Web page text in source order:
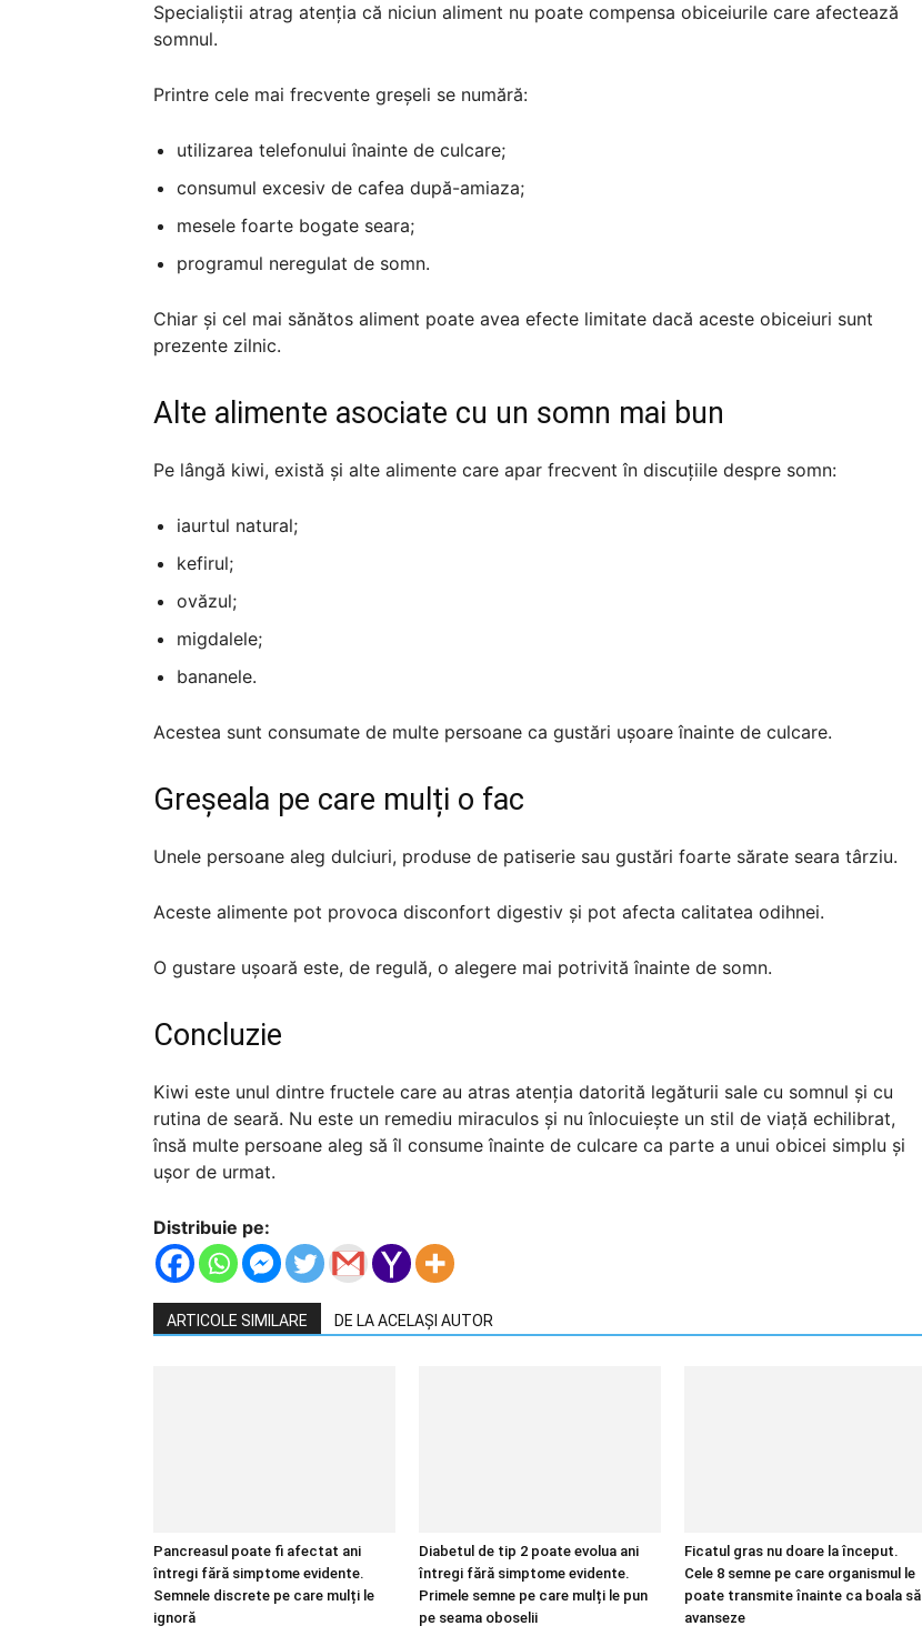
Specialiștii atrag atenția că niciun aliment nu poate compensa obiceiurile care afectează
somnul.
Printre cele mai frecvente greșeli se numără:
utilizarea telefonului înainte de culcare;
consumul excesiv de cafea după-amiaza;
mesele foarte bogate seara;
programul neregulat de somn.
Chiar și cel mai sănătos aliment poate avea efecte limitate dacă aceste obiceiuri sunt
prezente zilnic.
Alte alimente asociate cu un somn mai bun
Pe lângă kiwi, există și alte alimente care apar frecvent în discuțiile despre somn:
iaurtul natural;
kefirul;
ovăzul;
migdalele;
bananele.
Acestea sunt consumate de multe persoane ca gustări ușoare înainte de culcare.
Greșeala pe care mulți o fac
Unele persoane aleg dulciuri, produse de patiserie sau gustări foarte sărate seara târziu.
Aceste alimente pot provoca disconfort digestiv și pot afecta calitatea odihnei.
O gustare ușoară este, de regulă, o alegere mai potrivită înainte de somn.
Concluzie
Kiwi este unul dintre fructele care au atras atenția datorită legăturii sale cu somnul și cu
rutina de seară. Nu este un remediu miraculos și nu înlocuiește un stil de viață echilibrat,
însă multe persoane aleg să îl consume înainte de culcare ca parte a unui obicei simplu și
ușor de urmat.
Distribuie pe:
ARTICOLE SIMILARE DE LA ACELAȘI AUTOR
Pancreasul poate fi afectat ani
întregi fără simptome evidente.
Semnele discrete pe care mulți le
ignoră
Diabetul de tip 2 poate evolua ani
întregi fără simptome evidente.
Primele semne pe care mulți le pun
pe seama oboselii
Ficatul gras nu doare la început.
Cele 8 semne pe care organismul le
poate transmite înainte ca boala să
avanseze